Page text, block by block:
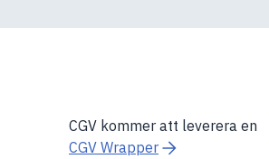
CGV kommer att leverera en
CGV Wrapper